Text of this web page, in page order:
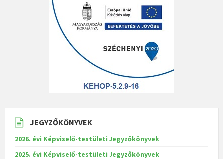
JEGYZŐKÖNYVEK
2026. évi Képviselő-testületi Jegyzőkönyvek
2025. évi Képviselő-testületi Jegyzőkönyvek